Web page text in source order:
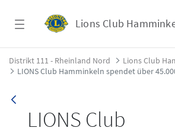
Lions Club
LIONS Club Hamminkeln
Distrikt 111 - Rheinland Nord
Lions Club
LIONS Club